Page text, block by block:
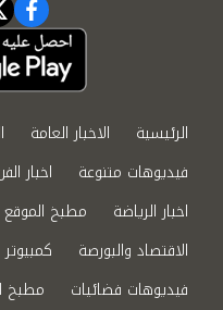
الرئيسية الاخبار العامة
فيديوهات متنوعة
اخبار
اخبار الرياضة
مطبخ الموقع
الاقتصاد والبورصة
فيديوهات فضائيات
مطبخ